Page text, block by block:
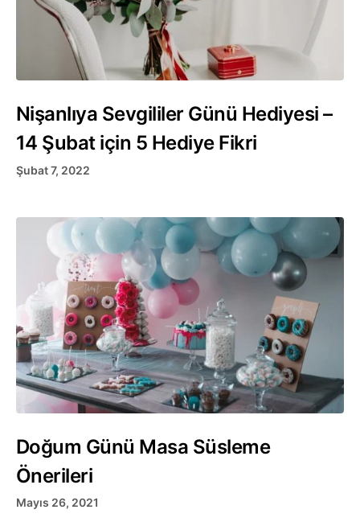
Nişanlıya Sevgililer Günü Hediyesi –
14 Şubat için 5 Hediye Fikri
Şubat 7, 2022
Doğum Günü Masa Süsleme
Önerileri
Mayıs 26, 2021